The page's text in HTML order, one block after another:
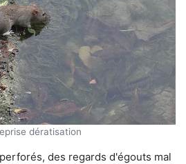
dératisation
des regards d'égouts mal